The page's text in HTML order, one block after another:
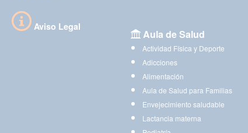
Aviso Legal
Aula de Salud
Actividad Física y Deporte
Adicciones
Alimentación
Aula de Salud para Familias
Envejecimiento saludable
Lactancia materna